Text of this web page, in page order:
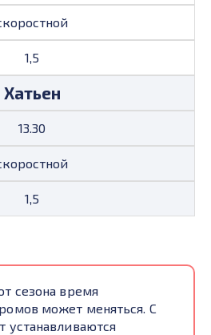
1,5
Хатьен
13.30
1,5
сезона время
может меняться. С
устанавливаются